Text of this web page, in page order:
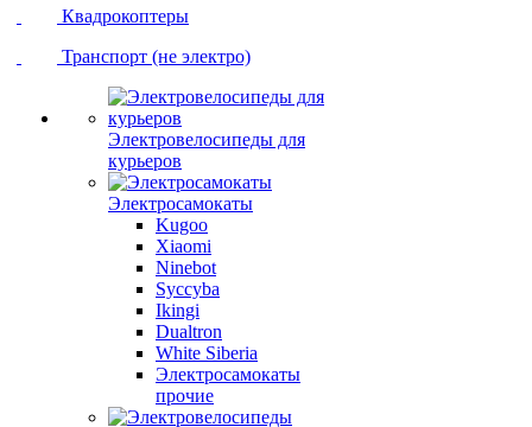
Квадрокоптеры
Транспорт (не электро)
Электровелосипеды для
курьеров
Электросамокаты
Kugoo
Xiaomi
Ninebot
Syccyba
Ikingi
Dualtron
White Siberia
Электросамокаты
прочие